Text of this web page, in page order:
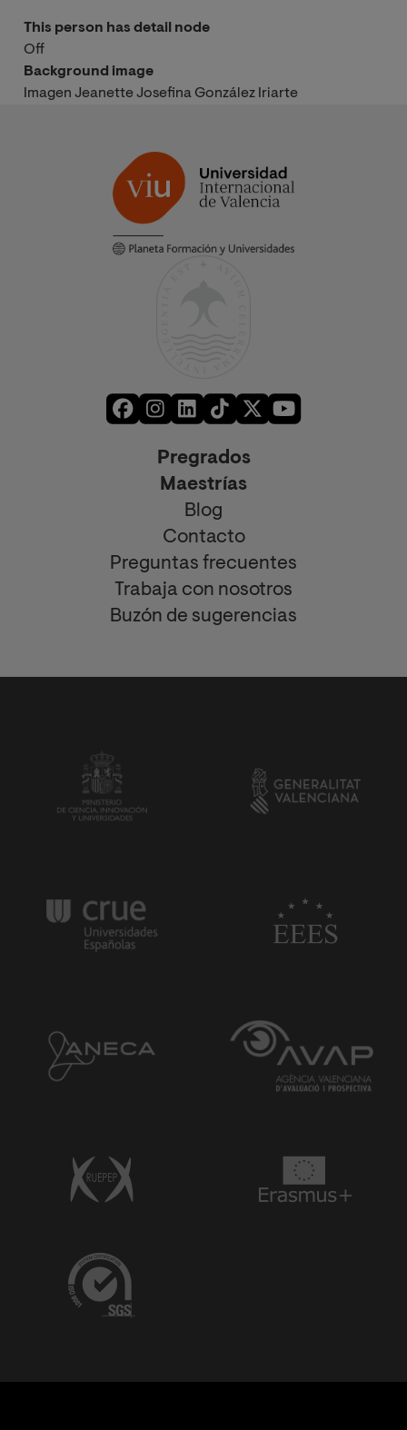
This person has detail node
Off
Background image
Imagen Jeanette Josefina González Iriarte
Pregrados
Maestrías
Blog
Contacto
Preguntas frecuentes
Trabaja con nosotros
Buzón de sugerencias